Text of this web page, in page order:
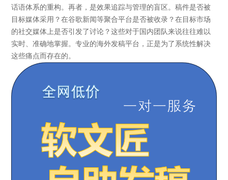
话语体系的重构。再者，是效果追踪与管理的盲区。稿件是否被
目标媒体采用？在谷歌新闻等聚合平台是否被收录？在目标市场
的社交媒体上是否引发了讨论？这些对于国内团队来说往往难以
实时、准确地掌握。专业的海外发稿平台，正是为了系统性解决
这些痛点而存在的。